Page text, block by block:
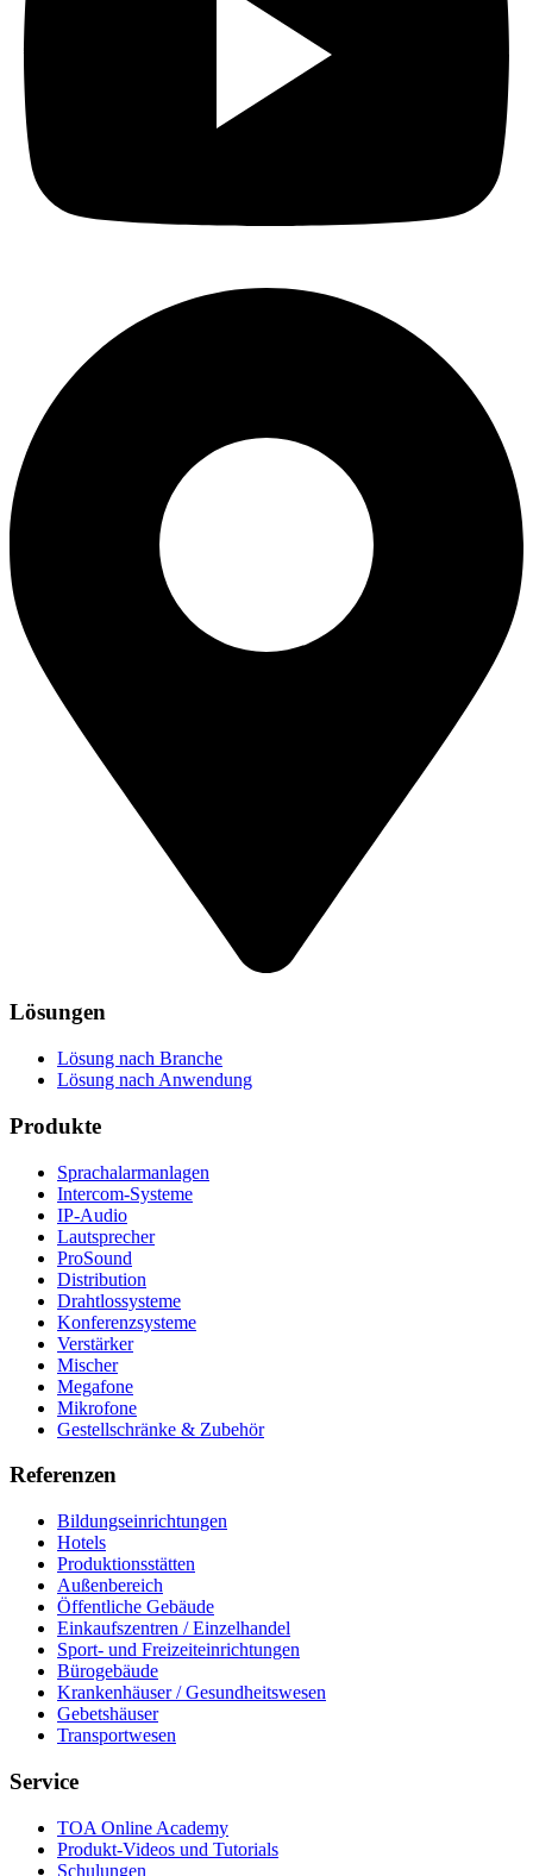
Lösungen
Lösung nach Branche
Lösung nach Anwendung
Produkte
Sprachalarmanlagen
Intercom-Systeme
IP-Audio
Lautsprecher
ProSound
Distribution
Drahtlossysteme
Konferenzsysteme
Verstärker
Mischer
Megafone
Mikrofone
Gestellschränke & Zubehör
Referenzen
Bildungseinrichtungen
Hotels
Produktionsstätten
Außenbereich
Öffentliche Gebäude
Einkaufszentren / Einzelhandel
Sport- und Freizeiteinrichtungen
Bürogebäude
Krankenhäuser / Gesundheitswesen
Gebetshäuser
Transportwesen
Service
TOA Online Academy
Produkt-Videos und Tutorials
Schulungen